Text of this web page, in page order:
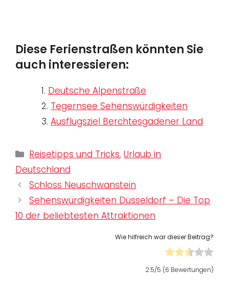
Diese Ferienstraßen könnten Sie
auch interessieren:
1. Deutsche Alpenstraße
2. Tegernsee Sehenswürdigkeiten
3. Ausflugsziel Berchtesgadener Land
Kategorien
Reisetipps und Tricks,Urlaub in
Deutschland
Schloss Neuschwanstein
Sehenswürdigkeiten Düsseldorf – Die Top
10 der beliebtesten Attraktionen
Wie hilfreich war dieser Beitrag?
2.5/5 (6 Bewertungen)